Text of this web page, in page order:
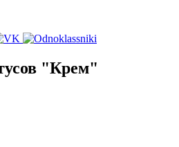
"Крем"